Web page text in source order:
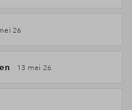
26
13 mei 26